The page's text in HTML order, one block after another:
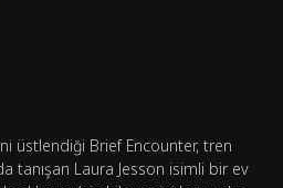
üstlendiği Brief Encounter, tren
tanışan Laura Jesson isimli bir ev